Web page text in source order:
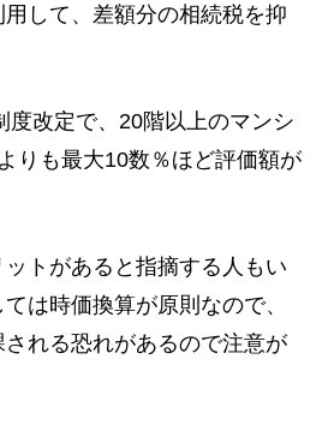
して、差額分の相続税を抑
改定で、20階以上のマンシ
りも最大10数％ほど評価額が
ットがあると指摘する人もい
は時価換算が原則なので、
れる恐れがあるので注意が